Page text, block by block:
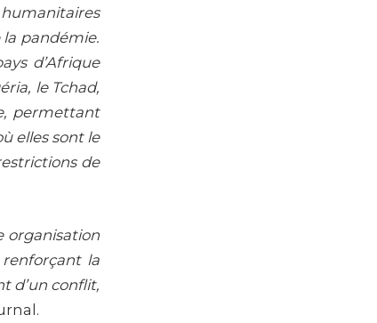
pandémie.
d’Afrique
le Tchad,
permettant
elles sont le
de
organisation
renforçant la
d’un conflit,